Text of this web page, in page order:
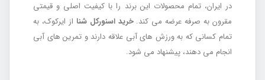
در ایران، تمام محصولات این برند را با کیفیت اصلی و قیمتی
مقرون به صرفه عرضه می کند.خرید اسنورکل شنا از ایرکوک، به
تمام کسانی که به ورزش های آبی علاقه دارند و تمرین های آبی
انجام می دهند، پیشنهاد می شود.